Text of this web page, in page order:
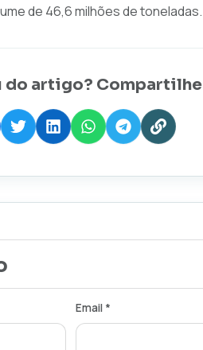
de 46,6 milhões de toneladas.
do artigo? Compartilhe
Email *